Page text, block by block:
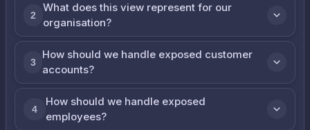
2
What does this view represent for our
organisation?
3
How should we handle exposed customer
accounts?
4
How should we handle exposed
employees?